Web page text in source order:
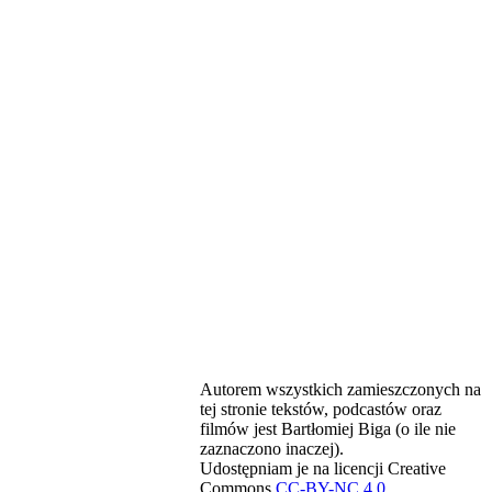
Autorem wszystkich zamieszczonych na
tej stronie tekstów, podcastów oraz
filmów jest Bartłomiej Biga (o ile nie
zaznaczono inaczej).
Udostępniam je na licencji Creative
Commons CC-BY-NC 4.0